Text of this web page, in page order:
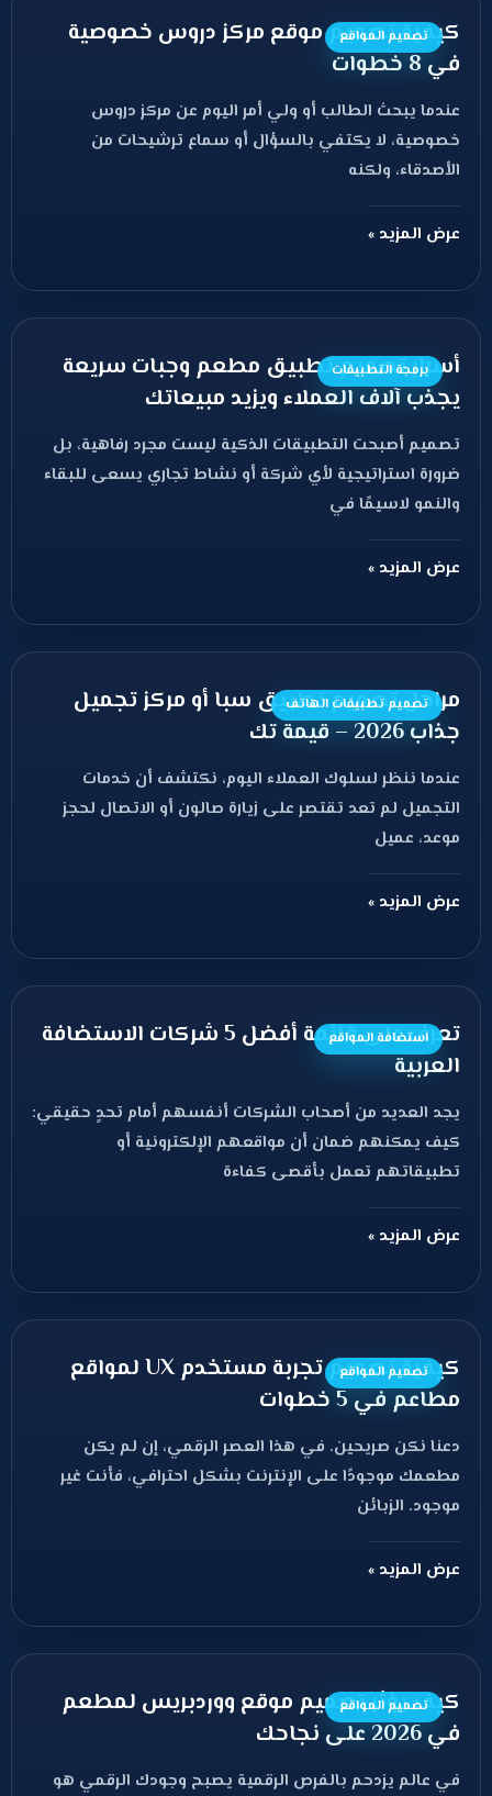
تصميم المواقع
كيفية تصميم موقع مركز دروس خصوصية
في 8 خطوات
عندما يبحث الطالب أو ولي أمر اليوم عن مركز دروس
خصوصية، لا يكتفي بالسؤال أو سماع ترشيحات من
الأصدقاء، ولكنه
عرض المزيد »
برمجة التطبيقات
أسرار تصميم تطبيق مطعم وجبات سريعة
يجذب آلاف العملاء ويزيد مبيعاتك
تصميم أصبحت التطبيقات الذكية ليست مجرد رفاهية، بل
ضرورة استراتيجية لأي شركة أو نشاط تجاري يسعى للبقاء
والنمو لاسيمًا في
عرض المزيد »
تصميم تطبيقات الهاتف
مراحل تصميم تطبيق سبا أو مركز تجميل
جذاب 2026 – قيمة تك
عندما ننظر لسلوك العملاء اليوم، نكتشف أن خدمات
التجميل لم تعد تقتصر على زيارة صالون أو الاتصال لحجز
موعد، عميل
عرض المزيد »
استضافة المواقع
تعرف على قائمة أفضل 5 شركات الاستضافة
العربية
يجد العديد من أصحاب الشركات أنفسهم أمام تحدٍ حقيقي:
كيف يمكنهم ضمان أن مواقعهم الإلكترونية أو
تطبيقاتهم تعمل بأقصى كفاءة
عرض المزيد »
تصميم المواقع
كيفية تصميم تجربة مستخدم UX لمواقع
مطاعم في 5 خطوات
دعنا نكن صريحين. في هذا العصر الرقمي، إن لم يكن
مطعمك موجودًا على الإنترنت بشكل احترافي، فأنت غير
موجود. الزبائن
عرض المزيد »
تصميم المواقع
كيف يؤثر تصميم موقع ووردبريس لمطعم
في 2026 على نجاحك
في عالم يزدحم بالفرص الرقمية يصبح وجودك الرقمي هو